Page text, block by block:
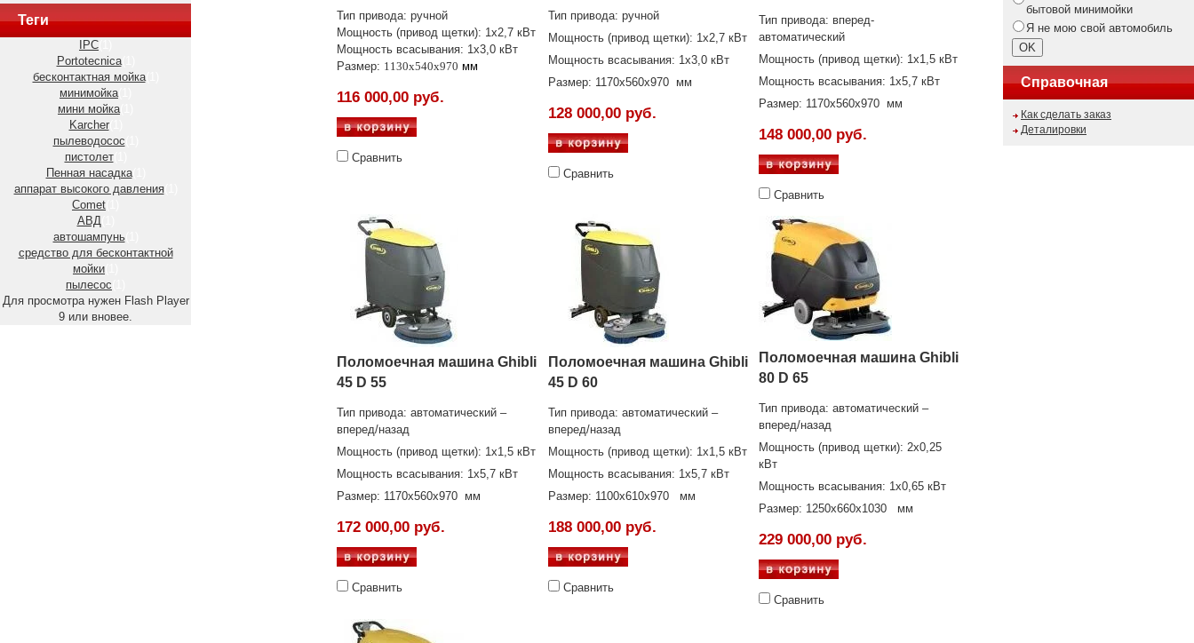
Теги
IPC
Portotecnica(1)
бесконтактная мойка(1)
минимойка(1)
мини мойка(1)
Karcher(1)
пылеводосос
пистолет(1)
Пенная насадка(1)
аппарат высокого давления(1)
Comet
АВД(1)
автошампунь(1)
средство для бесконтактной
мойки
пылесос
Для просмотра нужен Flash Player
9 или вновее.
Тип привода: ручной
Мощность (привод щетки): 1х2,7 кВт
Мощность всасывания: 1х3,0 кВт
Размер: 1130x540x970 мм
116 000,00 руб.
Сравнить
Тип привода: ручной
Мощность (привод щетки): 1х2,7 кВт
Мощность всасывания: 1х3,0 кВт
Размер: 1170x560x970 мм
128 000,00 руб.
Сравнить
Тип привода: вперед-
автоматический
Мощность (привод щетки): 1х1,5 кВт
Мощность всасывания: 1х5,7 кВт
Размер: 1170x560x970 мм
148 000,00 руб.
Сравнить
Поломоечная машина Ghibli
45 D 55
Тип привода: автоматический –
вперед/назад
Мощность (привод щетки): 1х1,5 кВт
Мощность всасывания: 1х5,7 кВт
Размер: 1170x560x970 мм
172 000,00 руб.
Сравнить
Поломоечная машина Ghibli
45 D 60
Тип привода: автоматический –
вперед/назад
Мощность (привод щетки): 1х1,5 кВт
Мощность всасывания: 1х5,7 кВт
Размер: 1100x610x970
мм
188 000,00 руб.
Сравнить
Поломоечная машина Ghibli
80 D 65
Тип привода: автоматический –
вперед/назад
Мощность (привод щетки): 2х0,25
кВт
Мощность всасывания: 1х0,65 кВт
Размер: 1250x660x1030 мм
229 000,00 руб.
Сравнить
бытовой минимойки
Я не мою свой автомобиль
Справочная
Как сделать заказ
Деталировки